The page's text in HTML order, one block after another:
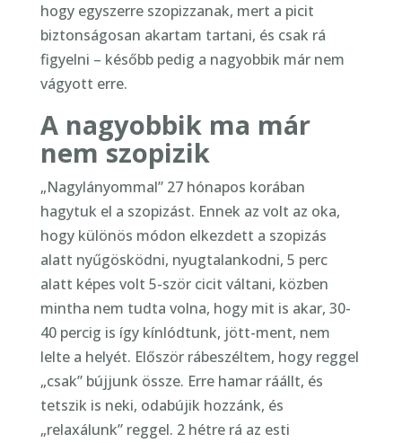
hogy egyszerre szopizzanak, mert a picit
biztonságosan akartam tartani, és csak rá
figyelni – később pedig a nagyobbik már nem
vágyott erre.
A nagyobbik ma már
nem szopizik
„Nagylányommal” 27 hónapos korában
hagytuk el a szopizást. Ennek az volt az oka,
hogy különös módon elkezdett a szopizás
alatt nyűgösködni, nyugtalankodni, 5 perc
alatt képes volt 5-ször cicit váltani, közben
mintha nem tudta volna, hogy mit is akar, 30-
40 percig is így kínlódtunk, jött-ment, nem
lelte a helyét. Először rábeszéltem, hogy reggel
„csak” bújjunk össze. Erre hamar ráállt, és
tetszik is neki, odabújik hozzánk, és
„relaxálunk” reggel. 2 hétre rá az esti